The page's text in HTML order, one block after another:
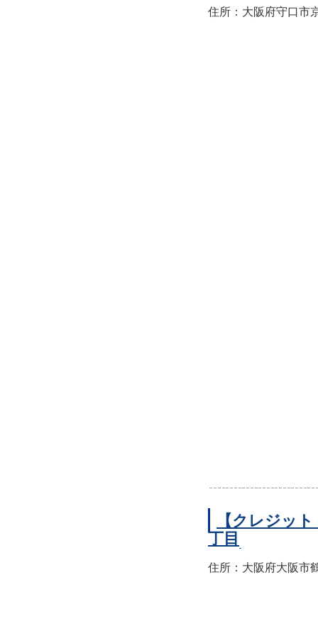
住所：大阪府守口市
【クレジッ
丁目
住所：大阪府大阪市